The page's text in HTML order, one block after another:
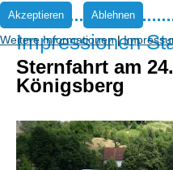
Impressionen
Sternfahrt am
Königsberg
Akzeptieren Ablehnen
Weitere Informationen|